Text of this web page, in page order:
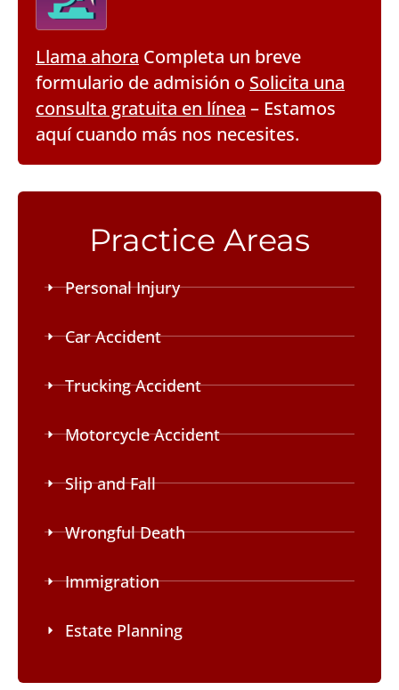
Llama ahora Completa un breve
formulario de admisión o Solicita una
consulta gratuita en línea – Estamos
aquí cuando más nos necesites.
Practice Areas
Personal Injury
Car Accident
Trucking Accident
Motorcycle Accident
Slip and Fall
Wrongful Death
Immigration
Estate Planning